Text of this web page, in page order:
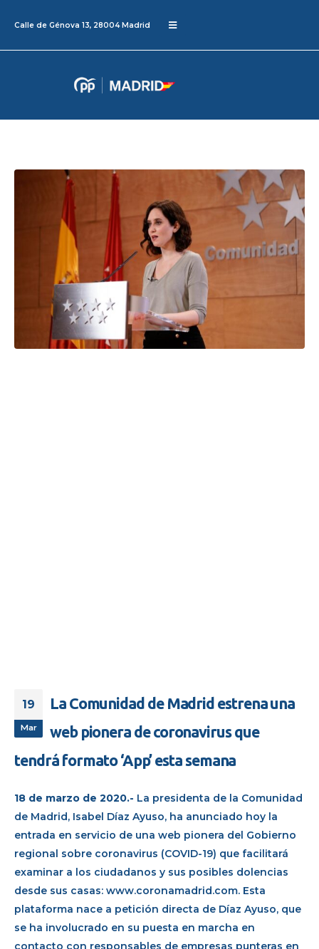
Calle de Génova 13, 28004 Madrid
19
Mar
La Comunidad de Madrid estrena una
web pionera de coronavirus que
tendrá formato ‘App’ esta semana
18 de marzo de 2020.- La presidenta de la Comunidad
de Madrid, Isabel Díaz Ayuso, ha anunciado hoy la
entrada en servicio de una web pionera del Gobierno
regional sobre coronavirus (COVID-19) que facilitará
examinar a los ciudadanos y sus posibles dolencias
desde sus casas: www.coronamadrid.com. Esta
plataforma nace a petición directa de Díaz Ayuso, que
se ha involucrado en su puesta en marcha en
contacto con responsables de empresas punteras en